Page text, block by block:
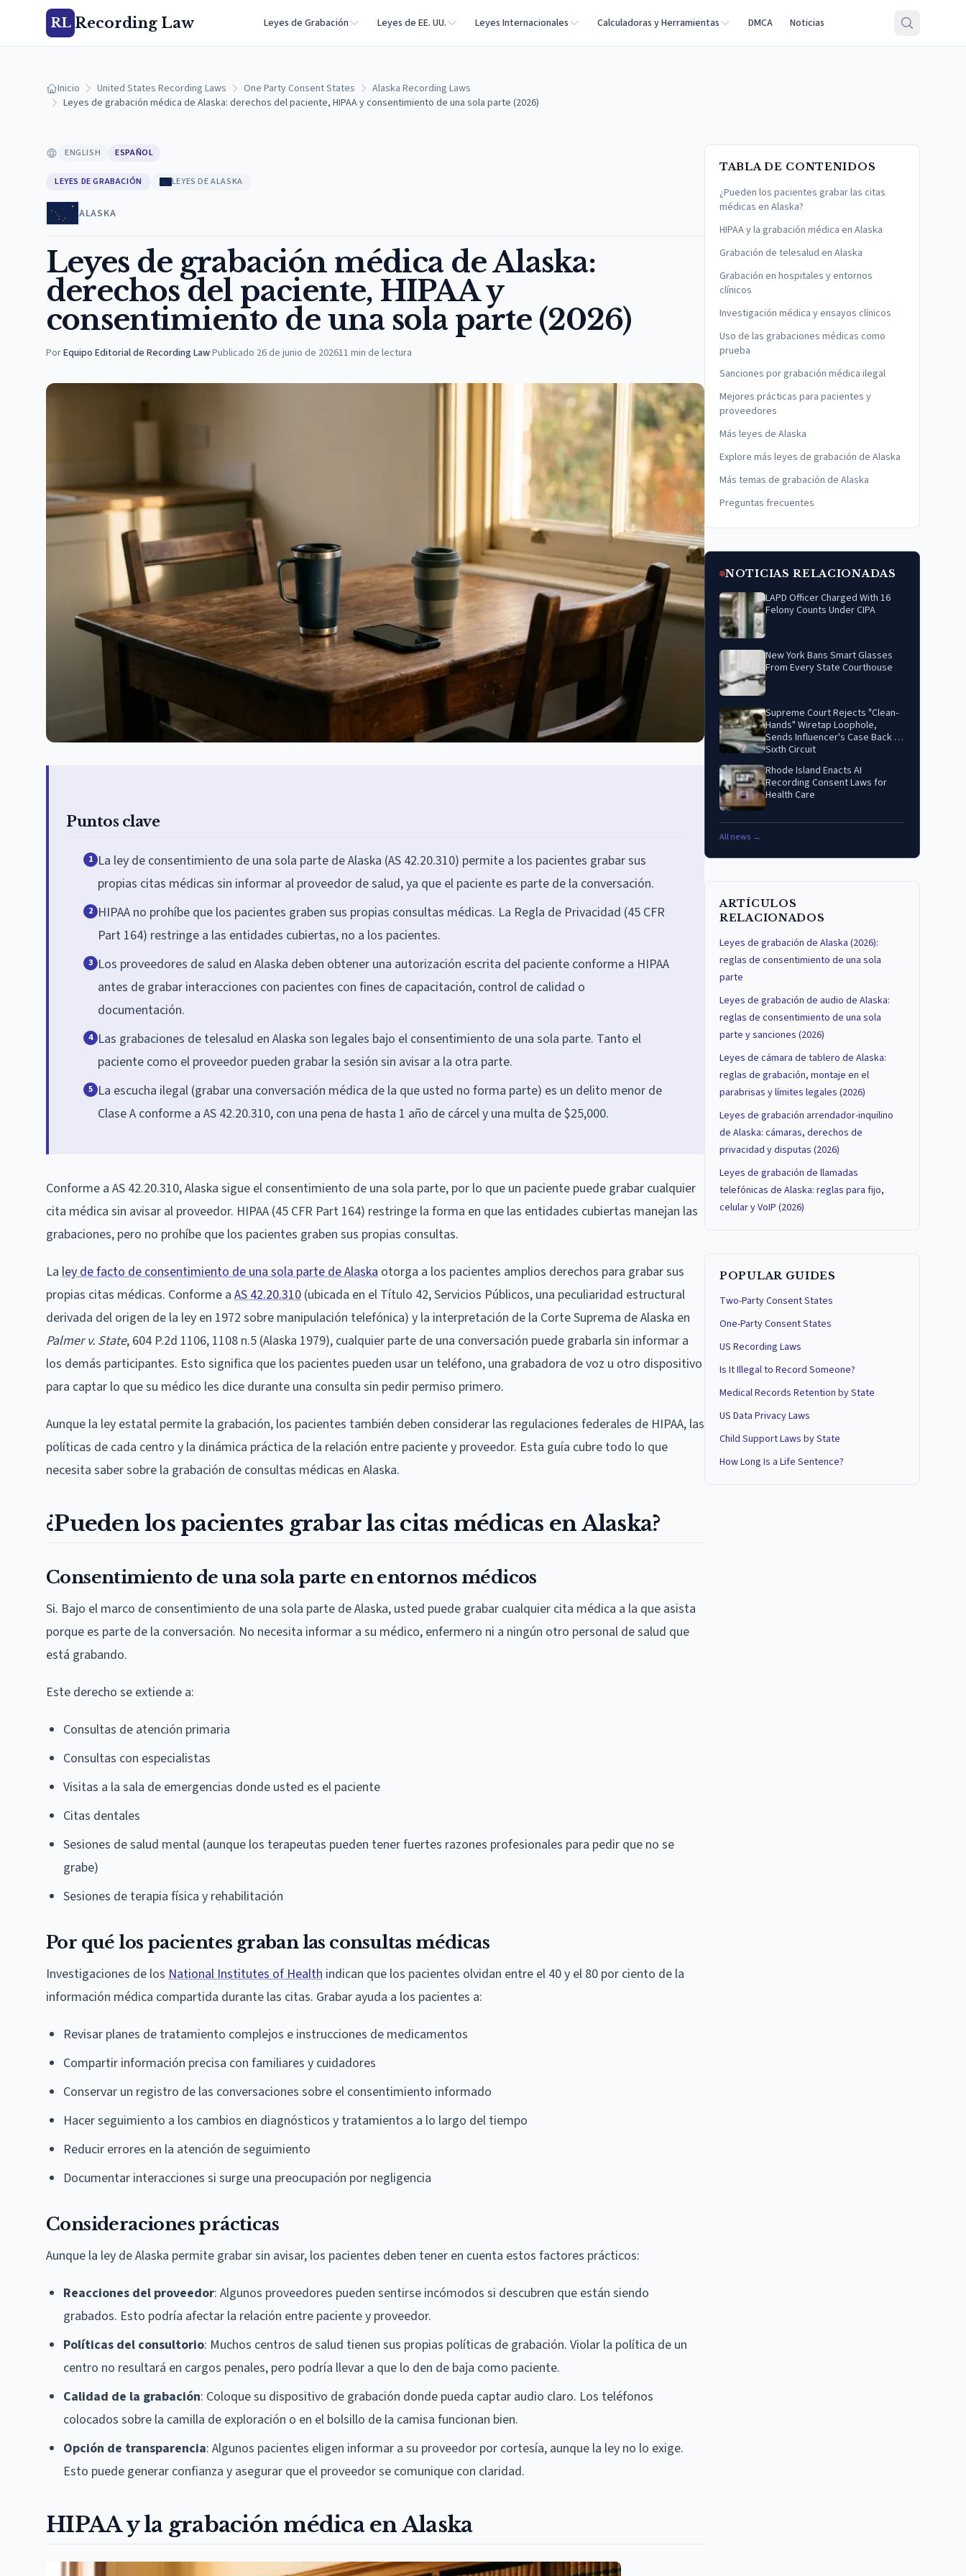
RL Recording Law Leyes de Grabación Leyes de EE. UU. Leyes Internacionales Calculadoras y Herramientas DMCA Noticias
Inicio United States Recording Laws One Party Consent States
Alaska Recording Laws
Leyes de grabación médica de Alaska: derechos del paciente, HIPAA y consentimiento de una sola parte (2026)
ENGLISH ESPAÑOL
LEYES DE GRABACIÓN LEYES DE ALASKA
ALASKA
Leyes de grabación médica de Alaska:
derechos del paciente, HIPAA y
consentimiento de una sola parte (2026)
PorEquipo Editorial de Recording Law·Publicado 26 de junio de 202611 min de lectura
Puntos clave
1 La ley de consentimiento de una sola parte de Alaska (AS 42.20.310) permite a los pacientes grabar sus
propias citas médicas sin informar al proveedor de salud, ya que el paciente es parte de la conversación.
2 HIPAA no prohíbe que los pacientes graben sus propias consultas médicas. La Regla de Privacidad (45 CFR
Part 164) restringe a las entidades cubiertas, no a los pacientes.
3 Los proveedores de salud en Alaska deben obtener una autorización escrita del paciente conforme a HIPAA
antes de grabar interacciones con pacientes con fines de capacitación, control de calidad o
documentación.
4 Las grabaciones de telesalud en Alaska son legales bajo el consentimiento de una sola parte. Tanto el
paciente como el proveedor pueden grabar la sesión sin avisar a la otra parte.
5 La escucha ilegal (grabar una conversación médica de la que usted no forma parte) es un delito menor de
Clase A conforme a AS 42.20.310, con una pena de hasta 1 año de cárcel y una multa de $25,000.
Conforme a AS 42.20.310, Alaska sigue el consentimiento de una sola parte, por lo que un paciente puede grabar cualquier
cita médica sin avisar al proveedor. HIPAA (45 CFR Part 164) restringe la forma en que las entidades cubiertas manejan las
grabaciones, pero no prohíbe que los pacientes graben sus propias consultas.
La ley de facto de consentimiento de una sola parte de Alaska otorga a los pacientes amplios derechos para grabar sus
propias citas médicas. Conforme a AS 42.20.310 (ubicada en el Título 42, Servicios Públicos, una peculiaridad estructural
derivada del origen de la ley en 1972 sobre manipulación telefónica) y la interpretación de la Corte Suprema de Alaska en
Palmer v. State, 604 P.2d 1106, 1108 n.5 (Alaska 1979), cualquier parte de una conversación puede grabarla sin informar a
los demás participantes. Esto significa que los pacientes pueden usar un teléfono, una grabadora de voz u otro dispositivo
para captar lo que su médico les dice durante una consulta sin pedir permiso primero.
Aunque la ley estatal permite la grabación, los pacientes también deben considerar las regulaciones federales de HIPAA, las
políticas de cada centro y la dinámica práctica de la relación entre paciente y proveedor. Esta guía cubre todo lo que
necesita saber sobre la grabación de consultas médicas en Alaska.
¿Pueden los pacientes grabar las citas médicas en Alaska?
Consentimiento de una sola parte en entornos médicos
Si. Bajo el marco de consentimiento de una sola parte de Alaska, usted puede grabar cualquier cita médica a la que asista
porque es parte de la conversación. No necesita informar a su médico, enfermero ni a ningún otro personal de salud que
está grabando.
Este derecho se extiende a:
Consultas de atención primaria
Consultas con especialistas
Visitas a la sala de emergencias donde usted es el paciente
Citas dentales
Sesiones de salud mental (aunque los terapeutas pueden tener fuertes razones profesionales para pedir que no se
grabe)
Sesiones de terapia física y rehabilitación
Por qué los pacientes graban las consultas médicas
Investigaciones de los National Institutes of Health indican que los pacientes olvidan entre el 40 y el 80 por ciento de la
información médica compartida durante las citas. Grabar ayuda a los pacientes a:
Revisar planes de tratamiento complejos e instrucciones de medicamentos
Compartir información precisa con familiares y cuidadores
Conservar un registro de las conversaciones sobre el consentimiento informado
Hacer seguimiento a los cambios en diagnósticos y tratamientos a lo largo del tiempo
Reducir errores en la atención de seguimiento
Documentar interacciones si surge una preocupación por negligencia
Consideraciones prácticas
Aunque la ley de Alaska permite grabar sin avisar, los pacientes deben tener en cuenta estos factores prácticos:
Reacciones del proveedor: Algunos proveedores pueden sentirse incómodos si descubren que están siendo
grabados. Esto podría afectar la relación entre paciente y proveedor.
Políticas del consultorio: Muchos centros de salud tienen sus propias políticas de grabación. Violar la política de un
centro no resultará en cargos penales, pero podría llevar a que lo den de baja como paciente.
Calidad de la grabación: Coloque su dispositivo de grabación donde pueda captar audio claro. Los teléfonos
colocados sobre la camilla de exploración o en el bolsillo de la camisa funcionan bien.
Opción de transparencia: Algunos pacientes eligen informar a su proveedor por cortesía, aunque la ley no lo exige.
Esto puede generar confianza y asegurar que el proveedor se comunique con claridad.
HIPAA y la grabación médica en Alaska
TABLA DE CONTENIDOS
¿Pueden los pacientes grabar las citas
médicas en Alaska?
HIPAA y la grabación médica en Alaska
Grabación de telesalud en Alaska
Grabación en hospitales y entornos
clínicos
Investigación médica y ensayos clínicos
Uso de las grabaciones médicas como
prueba
Sanciones por grabación médica ilegal
Mejores prácticas para pacientes y
proveedores
Más leyes de Alaska
Explore más leyes de grabación de Alaska
Más temas de grabación de Alaska
Preguntas frecuentes
NOTICIAS RELACIONADAS
LAPD Officer Charged With 16
Felony Counts Under CIPA
New York Bans Smart Glasses
From Every State Courthouse
Supreme Court Rejects "Clean-
Hands" Wiretap Loophole,
Sends Influencer's Case Back to
Sixth Circuit
Rhode Island Enacts AI
Recording Consent Laws for
Health Care
All news →
ARTÍCULOS
RELACIONADOS
Leyes de grabación de Alaska (2026):
reglas de consentimiento de una sola
parte
Leyes de grabación de audio de Alaska:
reglas de consentimiento de una sola
parte y sanciones (2026)
Leyes de cámara de tablero de Alaska:
reglas de grabación, montaje en el
parabrisas y límites legales (2026)
Leyes de grabación arrendador-inquilino
de Alaska: cámaras, derechos de
privacidad y disputas (2026)
Leyes de grabación de llamadas
telefónicas de Alaska: reglas para fijo,
celular y VoIP (2026)
POPULAR GUIDES
Two-Party Consent States
One-Party Consent States
US Recording Laws
Is It Illegal to Record Someone?
Medical Records Retention by State
US Data Privacy Laws
Child Support Laws by State
How Long Is a Life Sentence?